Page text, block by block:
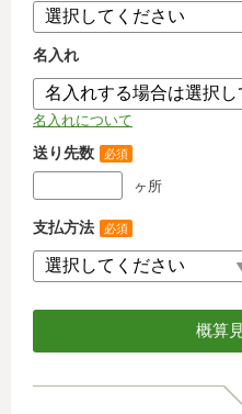
名入れ
名入れについて
送り先数 必須
ヶ所
支払方法 必須